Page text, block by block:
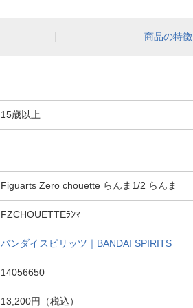
商品の特徴
15歳以上
Figuarts Zero chouette らんま1/2 らんま
FZCHOUETTEﾗﾝﾏ
バンダイスピリッツ｜BANDAI SPIRITS
14056650
13,200円（税込）